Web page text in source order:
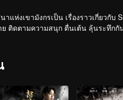
แห่งเขามังกรเป็น เรื่องราวเกี่ยวกั
ติดตามความสนุก ตื่นเต้น ลุ้นระทึกกั